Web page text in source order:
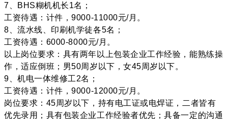
7、BHS糊机机长1名；
工资待遇：计件，9000-11000元/月。
8、流水线、印刷机学徒各5名；
工资待遇：6000-8000元/月。
以上岗位要求：具有两年以上包装企业工作经验，能熟练操
作，适应倒班；男50周岁以下，女45周岁以下。
9、机电一体维修工2名；
工资待遇：计件，9000-12000元/月。
岗位要求：45周岁以下，持有电工证或电焊证，二者皆有
优先录用；具有包装企业工作经验者优先；具备一定的沟通